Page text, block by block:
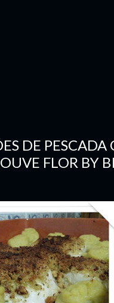
DE PESCADA
FLOR BY